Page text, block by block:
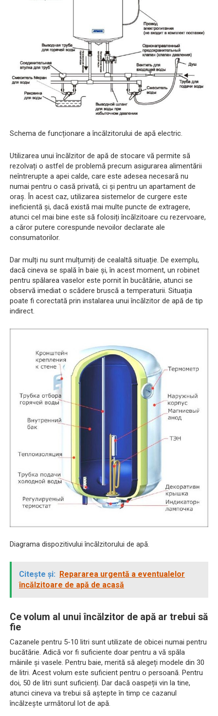
Schema de funcționare a încălzitorului de apă electric.
Utilizarea unui încălzitor de apă de stocare vă permite să
rezolvați o astfel de problemă precum asigurarea alimentării
neîntrerupte a apei calde, care este adesea necesară nu
numai pentru o casă privată, ci și pentru un apartament de
oraș. În acest caz, utilizarea sistemelor de curgere este
ineficientă și, dacă există mai multe puncte de extragere,
atunci cel mai bine este să folosiți încălzitoare cu rezervoare,
a căror putere corespunde nevoilor declarate ale
consumatorilor.
Dar mulți nu sunt mulțumiți de cealaltă situație. De exemplu,
dacă cineva se spală în baie și, în acest moment, un robinet
pentru spălarea vaselor este pornit în bucătărie, atunci se
observă imediat o scădere bruscă a temperaturii. Situația
poate fi corectată prin instalarea unui încălzitor de apă de tip
indirect.
Diagrama dispozitivului încălzitorului de apă.
Citește și: Repararea urgentă a eventualelor
încălzitoare de apă de acasă
Ce volum al unui încălzitor de apă ar trebui să
fie
Cazanele pentru 5-10 litri sunt utilizate de obicei numai pentru
bucătărie. Adică vor fi suficiente doar pentru a vă spăla
mâinile și vasele. Pentru baie, merită să alegeți modele din 30
de litri. Acest volum este suficient pentru o persoană. Pentru
doi, 50 de litri sunt suficienți. Dar dacă oaspeții vin la tine,
atunci cineva va trebui să aștepte în timp ce cazanul
încălzește următorul lot de apă.